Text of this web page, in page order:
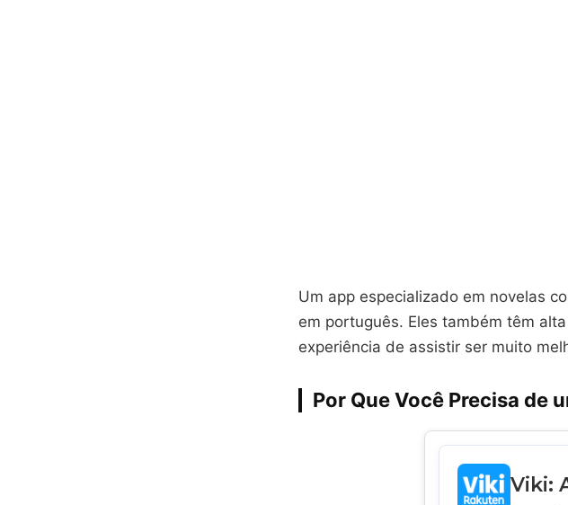
Um app especializado em novelas
em português. Eles também têm
experiência de assistir ser muito
Por Que Você Precisa de
Viki: